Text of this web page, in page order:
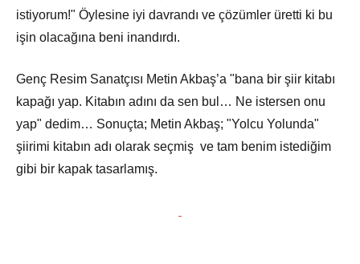
istiyorum!" Öylesine iyi davrandı ve çözümler üretti ki bu
işin olacağına beni inandırdı.
Genç Resim Sanatçısı Metin Akbaş’a "bana bir şiir kitabı
kapağı yap. Kitabın adını da sen bul… Ne istersen onu
yap" dedim… Sonuçta; Metin Akbaş; "Yolcu Yolunda"
şiirimi kitabın adı olarak seçmiş ve tam benim istediğim
gibi bir kapak tasarlamış.